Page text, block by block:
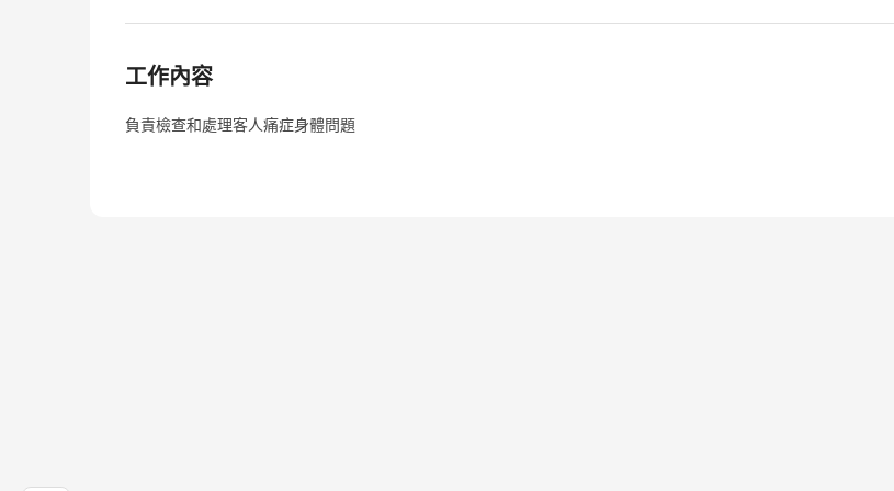
工作內容
負責檢查和處理客人痛症身體問題